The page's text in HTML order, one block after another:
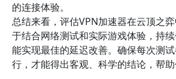
的连接体验。
总结来看，评估VPN加速器在云顶之
于结合网络测试和实际游戏体验，持
能实现最佳的延迟改善。确保每次测
行，才能得出客观、科学的结论，帮助